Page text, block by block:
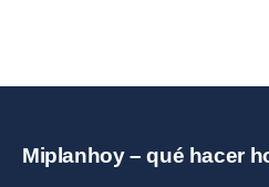
Miplanhoy – qué hacer